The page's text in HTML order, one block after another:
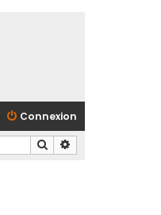
Connexion
Rechercher